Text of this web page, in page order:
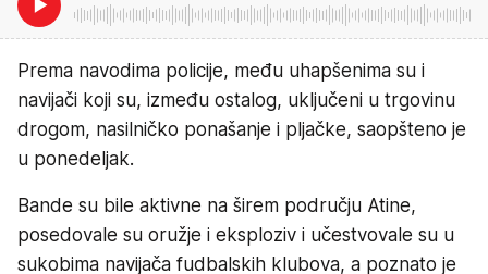
Prema navodima policije, među uhapšenima su i
navijači koji su, između ostalog, uključeni u trgovinu
drogom, nasilničko ponašanje i pljačke, saopšteno je
u ponedeljak.
Bande su bile aktivne na širem području Atine,
posedovale su oružje i eksploziv i učestvovale su u
sukobima navijača fudbalskih klubova, a poznato je